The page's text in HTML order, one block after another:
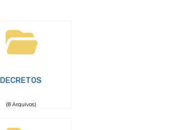
DECRETOS
(8 Arquivos)